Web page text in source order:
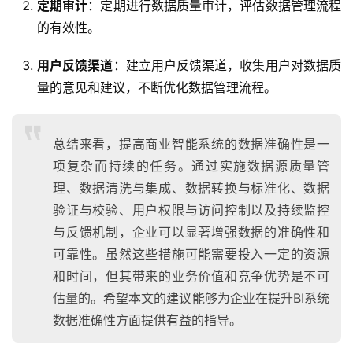
定期审计：定期进行数据质量审计，评估数据管理流程
的有效性。
用户反馈渠道 ：建立用户反馈渠道，收集用户对数据质
量的意见和建议，不断优化数据管理流程。
总结来看，提高商业智能系统的数据准确性是一
项复杂而持续的任务。通过实施数据源质量管
理、数据清洗与集成、数据转换与标准化、数据
验证与校验、用户权限与访问控制以及持续监控
与反馈机制，企业可以显著增强数据的准确性和
可靠性。虽然这些措施可能需要投入一定的资源
和时间，但其带来的业务价值和竞争优势是不可
估量的。希望本文的建议能够为企业在提升BI系统
数据准确性方面提供有益的指导。